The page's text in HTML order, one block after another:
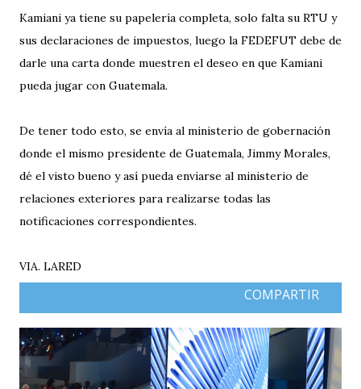
Kamiani ya tiene su papelería completa, solo falta su RTU y
sus declaraciones de impuestos, luego la FEDEFUT debe de
darle una carta donde muestren el deseo en que Kamiani
pueda jugar con Guatemala.
De tener todo esto, se envía al ministerio de gobernación
donde el mismo presidente de Guatemala, Jimmy Morales,
dé el visto bueno y así pueda enviarse al ministerio de
relaciones exteriores para realizarse todas las
notificaciones correspondientes.
VIA. LARED
COMPARTIR